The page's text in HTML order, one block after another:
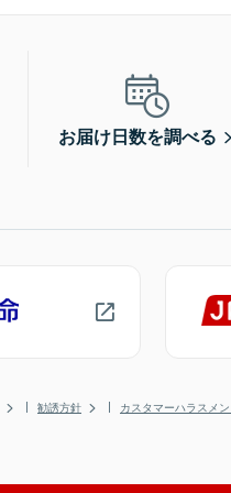
お届け日数を調べる
勧誘方針 カスタマーハラスメ